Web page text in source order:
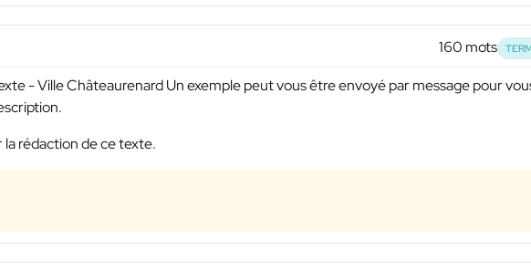
160 mots
- Ville Châteaurenard Un exemple peut vous être envoyé par message pour
rédaction de ce texte.